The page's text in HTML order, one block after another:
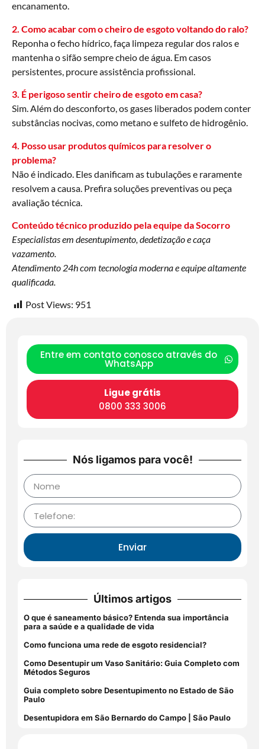
encanamento.
2. Como acabar com o cheiro de esgoto voltando do ralo?
Reponha o fecho hídrico, faça limpeza regular dos ralos e
mantenha o sifão sempre cheio de água. Em casos
persistentes, procure assistência profissional.
3. É perigoso sentir cheiro de esgoto em casa?
Sim. Além do desconforto, os gases liberados podem conter
substâncias nocivas, como metano e sulfeto de hidrogênio.
4. Posso usar produtos químicos para resolver o
problema?
Não é indicado. Eles danificam as tubulações e raramente
resolvem a causa. Prefira soluções preventivas ou peça
avaliação técnica.
Conteúdo técnico produzido pela equipe da Socorro
Especialistas em desentupimento, dedetização e caça
vazamento.
Atendimento 24h com tecnologia moderna e equipe altamente
qualificada.
Post Views: 951
Entre em contato conosco através do
WhatsApp
Ligue grátis
0800 333 3006
Nós ligamos para você!
Enviar
Últimos artigos
O que é saneamento básico? Entenda sua importância
para a saúde e a qualidade de vida
Como funciona uma rede de esgoto residencial?
Como Desentupir um Vaso Sanitário: Guia Completo com
Métodos Seguros
Guia completo sobre Desentupimento no Estado de São
Paulo
Desentupidora em São Bernardo do Campo | São Paulo